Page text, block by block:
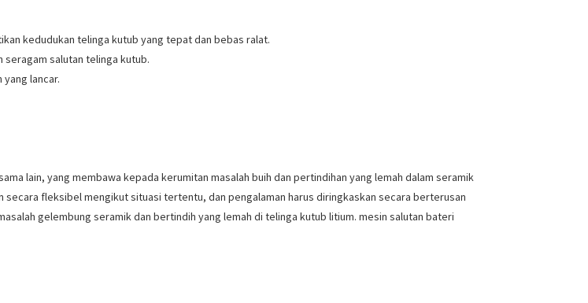
kedudukan telinga kutub yang tepat dan bebas ralat.
salutan telinga kutub.
lancar.
lain, yang membawa kepada kerumitan masalah buih dan pertindihan yang lemah dalam seramik
fleksibel mengikut situasi tertentu, dan pengalaman harus diringkaskan secara berterusan
gelembung seramik dan bertindih yang lemah di telinga kutub litium. mesin salutan bateri